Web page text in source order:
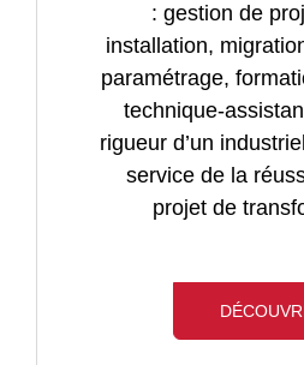
: gestion de
installation,
paramétrage,
technique-
rigueur d’un
service de la
projet de